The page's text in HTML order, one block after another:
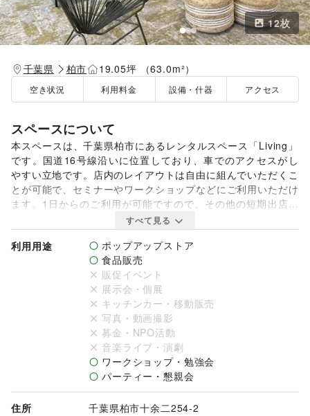
12枚
千葉県 柏市 19.05坪 （63.0m²）
空き状況 利用料金 設備・什器 アクセス
スペースについて
本スペースは、千葉県柏市にあるレンタルスペース「Living」
です。国道16号線沿いに位置しており、車でのアクセスがし
やすい立地です。店内のレイアウトは自由に組んでいただくこ
とが可能で、セミナーやワークショップなどにご利用いただけ
ます。1日からのご利用が可能ですので、その他の短期出店も
また、敷地内には貸出可能な建物が複数あり、敷地全体を貸し
切って自主企画マルシェなどのイベント開催も可能です。キッ
チンカーの乗り入れにも対応しており、飲食を含めた賑やかな
イベントにもご活用いただけます。敷地内の他スペースについ
ては、ページ下部の「オーナーの他スペース」をご確認くださ
すべて見る
利用用途
ポップアップストア
食品販売
販促イベント
展示会・個展
キッチンカー・移動販売
写真・動画撮影
募金・NPO活動
音楽ライブ・演劇
ワークショップ・勉強会
パーティー・懇親会
住所 千葉県柏市十余二254-2